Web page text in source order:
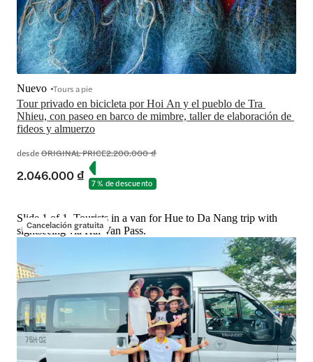
Tour privado en bicicleta por Hoi An y el pueblo de Tra
Nhieu, con paseo en barco de mimbre, taller de elaboración de
fideos y almuerzo
Nuevo Tours a pie
desdeORIGINAL PRICE2.200.000 ₫
2.046.000 ₫ 7 % de descuento
Cancelación gratuita
Slide 1 of 1, Tourists in a van for Hue to Da Nang trip with
sightseeing via Hai Van Pass.